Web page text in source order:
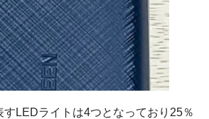
LEDライトは4つとなっており25％